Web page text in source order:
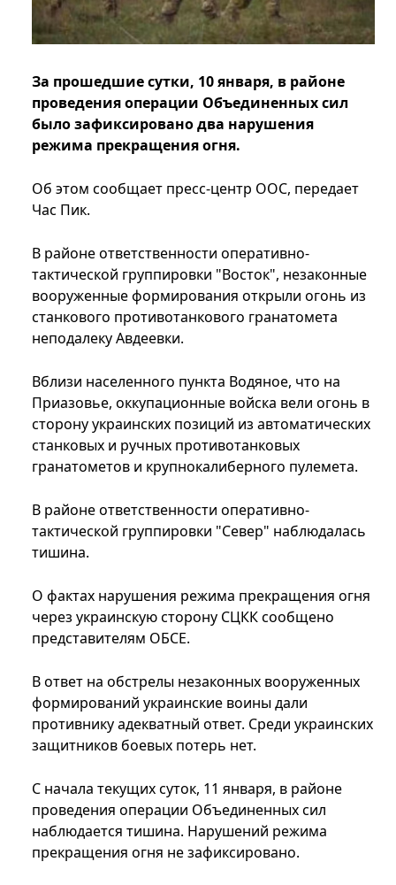
За прошедшие сутки, 10 января, в районе
проведения операции Объединенных сил
было зафиксировано два нарушения
режима прекращения огня.
Об этом сообщает пресс-центр ООС, передает
Час Пик.
В районе ответственности оперативно-
тактической группировки "Восток", незаконные
вооруженные формирования открыли огонь из
станкового противотанкового гранатомета
неподалеку Авдеевки.
Вблизи населенного пункта Водяное, что на
Приазовье, оккупационные войска вели огонь в
сторону украинских позиций из автоматических
станковых и ручных противотанковых
гранатометов и крупнокалиберного пулемета.
В районе ответственности оперативно-
тактической группировки "Север" наблюдалась
тишина.
О фактах нарушения режима прекращения огня
через украинскую сторону СЦКК сообщено
представителям ОБСЕ.
В ответ на обстрелы незаконных вооруженных
формирований украинские воины дали
противнику адекватный ответ. Среди украинских
защитников боевых потерь нет.
С начала текущих суток, 11 января, в районе
проведения операции Объединенных сил
наблюдается тишина. Нарушений режима
прекращения огня не зафиксировано.